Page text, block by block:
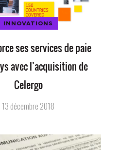
INNOVATIONS
ses services de paie
avec l’acquisition de
Celergo
13 décembre 2018